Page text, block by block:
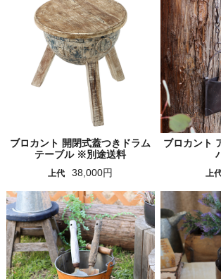
ブロカント 開閉式蓋つきドラム
テーブル ※別途送料
上代 38,000円
ブロカント
上